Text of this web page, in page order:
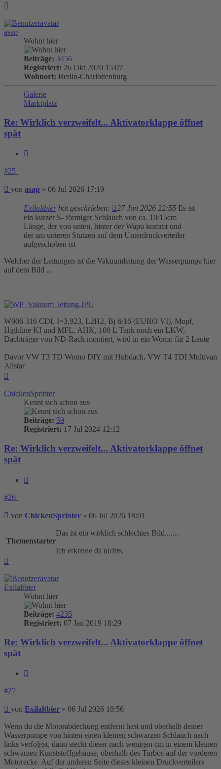
asap
Wohnt hier
Beiträge: 3456
Registriert: 26 Okt 2020 15:07
Wohnort: Berlin-Charlottenburg
Galerie
Marktplatz
Re: Wirklich verzweifelt... Aktivatorklappe öffnet
spät
#25
Beitrag
von asap » 06 Jul 2026 17:19
Exilaltbier hat geschrieben: 27 Jun 2026 22:55 Es ist
ein kurzer S- förmiger Schlauch von ca. 10/15cm
Länge, der von unten, hinter der Wapu kommt und
der am unteren Stutzen auf dem Unterdruckverteiler
aufgeschoben ist
Welcher der Leitungen ist die Vakuumleitung der Wasserpumpe hier
auf dem Bild ...
W906 316 CDI, I=3,923, L2H2, Bj 6/16 (EURO VI), Mopf,
Highline KI und MFL, AHK, 100 L Tank noch ein LKW,
Dachträger von ND-Rack montiert, wird in ein Womo für 2 Leute
Davor VW T3 TD Womo DIY mit Hubdach, VW T4 TDI Multivan
Allstar
ChickenSprinter
Kennt sich schon aus
Beiträge: 59
Registriert: 17 Jul 2024 12:12
Re: Wirklich verzweifelt... Aktivatorklappe öffnet
spät
#26
Beitrag
von ChickenSprinter » 06 Jul 2026 18:01
Themenstarter
Das ist ein wirklich schlechtes Bild.......
Ich erkenne da nichts.
Exilaltbier
Wohnt hier
Beiträge: 4235
Registriert: 07 Jan 2019 18:29
Re: Wirklich verzweifelt... Aktivatorklappe öffnet
spät
#27
Beitrag
von Exilaltbier » 06 Jul 2026 18:56
Wenn du die Motorabdeckung entfernt hast und oberhalb deiner
Wasserpumpe von hinten einen kleinen schwarzen Schlauch nach
links verfolgst, dann steckt dieser nach wenigen cm in einem kleinen
schwarzen Kunststoffgehäuse, oberhalb des Turbos auf der vorderen
Motorecke. Auf der anderen Seite dieses kleinen Druckverteilers